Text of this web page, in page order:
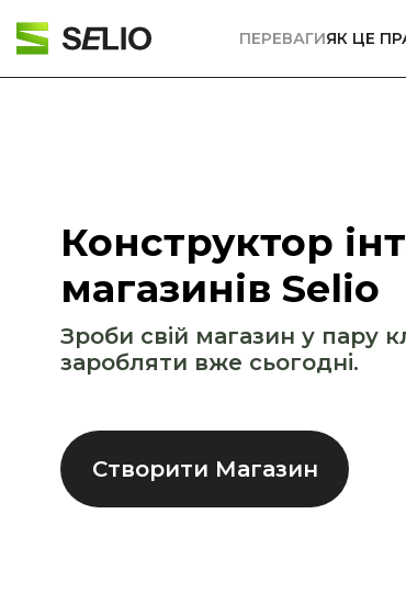
ПЕРЕВАГИЯК ЦЕ
Конструктор
магазинів Selio
Зроби свій магазин у пару
заробляти вже сьогодні.
Створити Магазин